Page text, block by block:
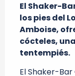
El Shaker-
los pies del
Amboise,
cócteles,
tentempiés.
El Shaker-